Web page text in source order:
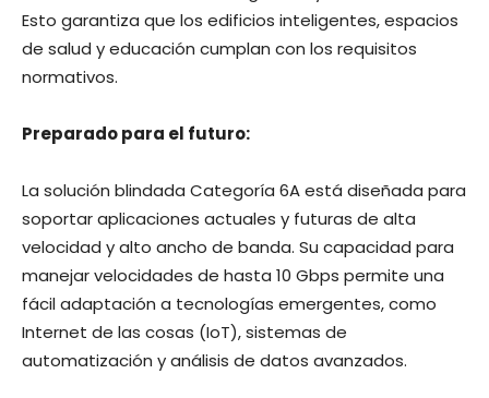
Esto garantiza que los edificios inteligentes, espacios
de salud y educación cumplan con los requisitos
normativos.
Preparado para el futuro:
La solución blindada Categoría 6A está diseñada para
soportar aplicaciones actuales y futuras de alta
velocidad y alto ancho de banda. Su capacidad para
manejar velocidades de hasta 10 Gbps permite una
fácil adaptación a tecnologías emergentes, como
Internet de las cosas (IoT), sistemas de
automatización y análisis de datos avanzados.